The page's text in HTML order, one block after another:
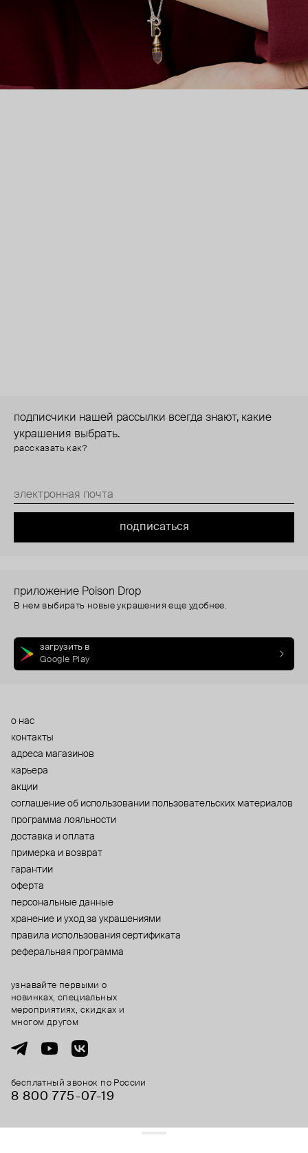
подписчики нашей рассылки всегда знают, какие
украшения выбрать.
рассказать как?
подписаться
приложение Poison Drop
В нем выбирать новые украшения еще удобнее.
загрузить в
Google Play
о нас
контакты
адреса магазинов
карьера
акции
cоглашение об использовании пользовательских материалов
программа лояльности
доставка и оплата
примерка и возврат
гарантии
оферта
персональные данные
хранение и уход за украшениями
правила использования сертификата
реферальная программа
бесплатный звонок по России
8 800 775⁠-07⁠-19
узнавайте первыми о
новинках, специальных
мероприятиях, скидках и
многом другом